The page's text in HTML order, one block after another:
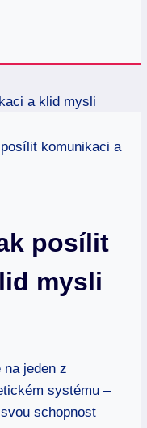
komunikaci a
posílit
mysli
jeden z
systému –
schopnost